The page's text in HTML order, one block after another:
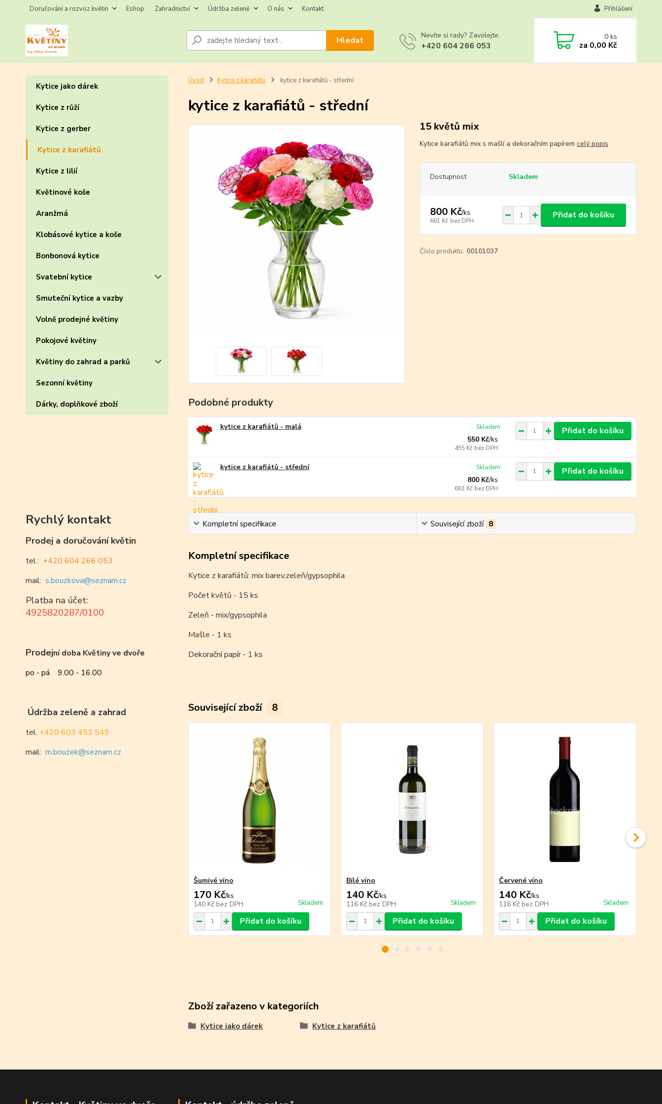
Doručování a rozvoz květin Eshop Zahradnictví Údržba zeleně O nás Kontakt Přihlášení
Hledat Nevíte si rady? Zavolejte.
+420 604 266 053
0ks
za 0,00 Kč
Kytice jako dárek
Kytice z růží
Kytice z gerber
Kytice z karafiátů
Kytice z lilií
Květinové koše
Aranžmá
Klobásové kytice a koše
Bonbonová kytice
Svatební kytice
Smuteční kytice a vazby
Volně prodejné květiny
Pokojové květiny
Květiny do zahrad a parků
Sezonní květiny
Dárky, doplňkové zboží
Rychlý kontakt
Prodej a doručování květin
tel.: +420 604 266 053
mail: s.bouzkova@seznam.cz
Platba na účet:
4925820287/0100
Prodejní doba Květiny ve dvoře
po - pá 9.00 - 16.00
Údržba zeleně a zahrad
tel. +420 603 453 549
mail: m.bouzek@seznam.cz
Úvod Kytice z karafiátů kytice z karafiátů - střední
kytice z karafiátů - střední
15 květů mix
Kytice karafiátů mix s mašlí a dekoračním papírem celý popis
Dostupnost Skladem
800 Kč/ks
661 Kč bez DPH
Přidat do košíku
Číslo produktu: 00101037
Podobné produkty
kytice z karafiátů - malá
550 Kč/ks
455 Kč bez DPH
Skladem Přidat do košíku
kytice z karafiátů - střední
800 Kč/ks
661 Kč bez DPH
Skladem Přidat do košíku
Kompletní specifikace Související zboží 8
Kompletní specifikace
Kytice z karafiátů: mix barev,zeleň/gypsophila
Počet květů - 15 ks
Zeleň - mix/gypsophila
Mašle - 1 ks
Dekorační papír - 1 ks
Související zboží 8
Šumivé víno
170 Kč/ks
140 Kč bez DPH Skladem
Přidat do košíku
Bílé víno
140 Kč/ks
116 Kč bez DPH Skladem
Přidat do košíku
Červené víno
140 Kč/ks
116 Kč bez DPH Skladem
Přidat do košíku
Zboží zařazeno v kategoriích
Kytice jako dárek Kytice z karafiátů